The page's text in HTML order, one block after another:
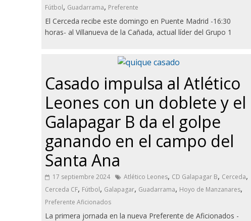
Fútbol, Guadarrama, Preferente
El Cerceda recibe este domingo en Puente Madrid -16:30
horas- al Villanueva de la Cañada, actual líder del Grupo 1
Casado impulsa al Atlético
Leones con un doblete y el
Galapagar B da el golpe
ganando en el campo del
Santa Ana
17 septiembre 2024 Atlético Leones, CD Galapagar B, Cerceda,
Cerceda CF, Fútbol, Galapagar, Guadarrama, Hoyo de Manzanares,
Preferente Aficionados
La primera jornada en la nueva Preferente de Aficionados -